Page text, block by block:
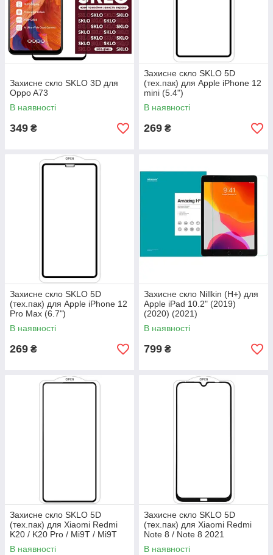
Захисне скло SKLO 3D для
Oppo A73
В наявності
349 ₴
Захисне скло SKLO 5D
(тех.пак) для Apple iPhone 12
mini (5.4")
В наявності
269 ₴
Захисне скло SKLO 5D
(тех.пак) для Apple iPhone 12
Pro Max (6.7")
В наявності
269 ₴
Захисне скло Nillkin (H+) для
Apple iPad 10.2" (2019)
(2020) (2021)
В наявності
799 ₴
Захисне скло SKLO 5D
(тех.пак) для Xiaomi Redmi
K20 / K20 Pro / Mi9T / Mi9T
Pro
В наявності
Захисне скло SKLO 5D
(тех.пак) для Xiaomi Redmi
Note 8 / Note 8 2021
В наявності